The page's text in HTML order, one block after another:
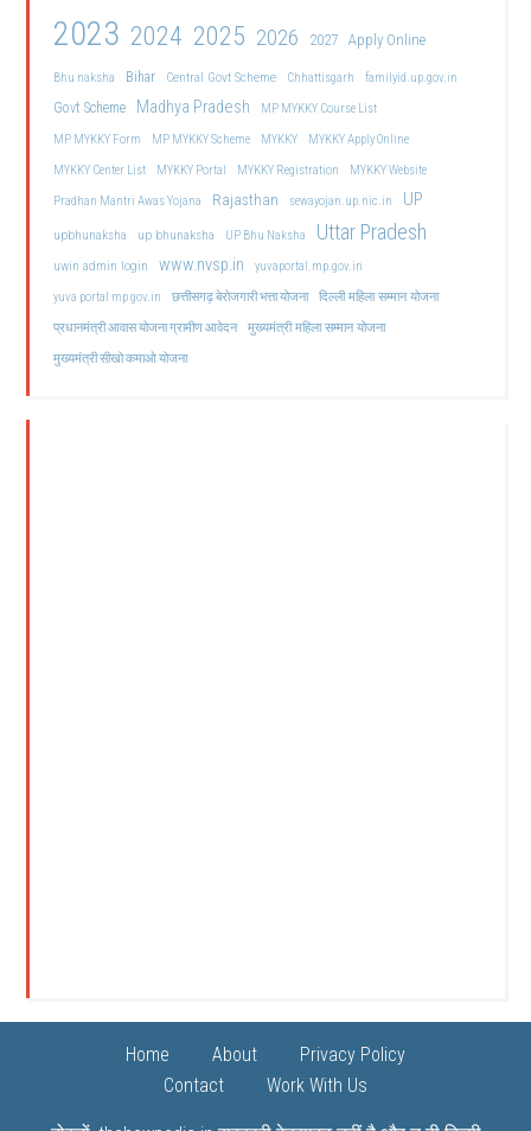
2023 2024 2025 2026 2027 Apply Online
Bhu naksha Bihar Central Govt Scheme Chhattisgarh familyid.up.gov.in
Govt Scheme Madhya Pradesh
MP MYKKY Course List
MP MYKKY Form
MP MYKKY Scheme MYKKY
MYKKY Apply Online
MYKKY Center List
MYKKY Portal MYKKY Registration
MYKKY Website
Pradhan Mantri Awas Yojana
Rajasthan sewayojan.up.nic.in UP
upbhunaksha up bhunaksha UP Bhu Naksha Uttar Pradesh
uwin admin login www.nvsp.in
yuvaportal.mp.gov.in
yuva portal mp gov.in
छत्तीसगढ़ बेरोजगारी भत्ता योजना दिल्ली महिला सम्मान योजना
प्रधानमंत्री आवास योजना ग्रामीण आवेदन मुख्यमंत्री महिला सम्मान योजना
मुख्यमंत्री सीखो कमाओ योजना
Home About
Privacy Policy
Contact
Work With Us